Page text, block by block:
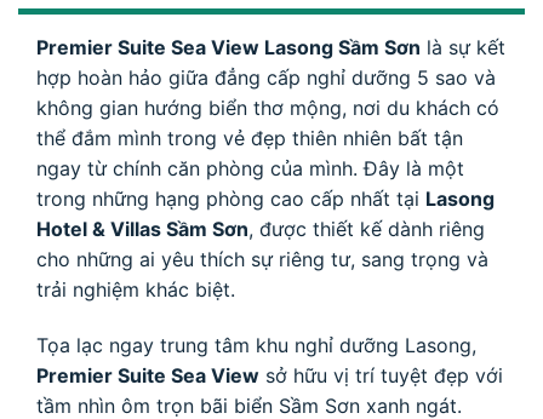
Premier Suite Sea View Lasong Sầm Sơn là sự kết
hợp hoàn hảo giữa đẳng cấp nghỉ dưỡng 5 sao và
không gian hướng biển thơ mộng, nơi du khách có
thể đắm mình trong vẻ đẹp thiên nhiên bất tận
ngay từ chính căn phòng của mình. Đây là một
trong những hạng phòng cao cấp nhất tại Lasong
Hotel & Villas Sầm Sơn, được thiết kế dành riêng
cho những ai yêu thích sự riêng tư, sang trọng và
trải nghiệm khác biệt.
Tọa lạc ngay trung tâm khu nghỉ dưỡng Lasong,
Premier Suite Sea View sở hữu vị trí tuyệt đẹp với
tầm nhìn ôm trọn bãi biển Sầm Sơn xanh ngát.